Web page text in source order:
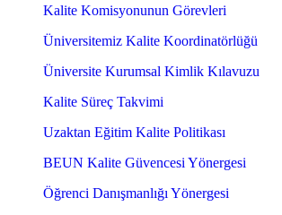
Kalite Komisyonunun Görevleri
Üniversitemiz Kalite Koordinatörlüğü
Üniversite Kurumsal Kimlik Kılavuzu
Kalite Süreç Takvimi
Uzaktan Eğitim Kalite Politikası
BEUN Kalite Güvencesi Yönergesi
Öğrenci Danışmanlığı Yönergesi